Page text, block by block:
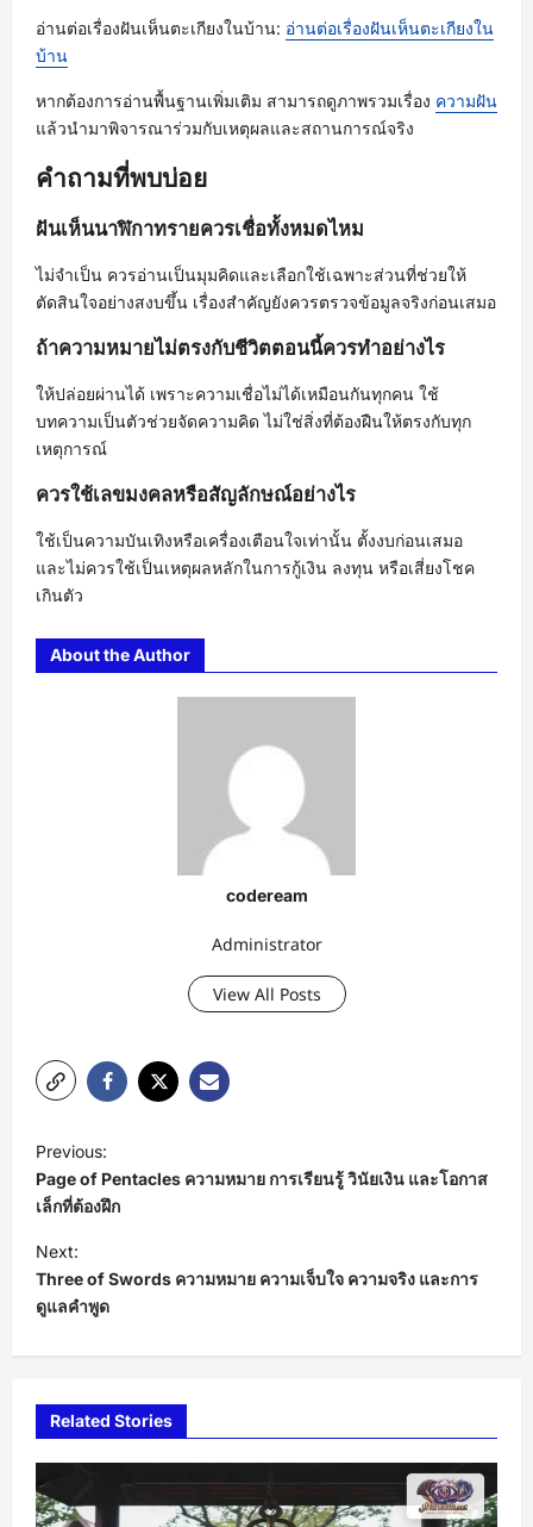
อ่านต่อเรื่องฝันเห็นตะเกียงในบ้าน: อ่านต่อเรื่องฝันเห็นตะเกียงใน
บ้าน
หากต้องการอ่านพื้นฐานเพิ่มเติม สามารถดูภาพรวมเรื่อง ความฝัน
แล้วนำมาพิจารณาร่วมกับเหตุผลและสถานการณ์จริง
คำถามที่พบบ่อย
ฝันเห็นนาฬิกาทรายควรเชื่อทั้งหมดไหม
ไม่จำเป็น ควรอ่านเป็นมุมคิดและเลือกใช้เฉพาะส่วนที่ช่วยให้
ตัดสินใจอย่างสงบขึ้น เรื่องสำคัญยังควรตรวจข้อมูลจริงก่อนเสมอ
ถ้าความหมายไม่ตรงกับชีวิตตอนนี้ควรทำอย่างไร
ให้ปล่อยผ่านได้ เพราะความเชื่อไม่ได้เหมือนกันทุกคน ใช้
บทความเป็นตัวช่วยจัดความคิด ไม่ใช่สิ่งที่ต้องฝืนให้ตรงกับทุก
เหตุการณ์
ควรใช้เลขมงคลหรือสัญลักษณ์อย่างไร
ใช้เป็นความบันเทิงหรือเครื่องเตือนใจเท่านั้น ตั้งงบก่อนเสมอ
และไม่ควรใช้เป็นเหตุผลหลักในการกู้เงิน ลงทุน หรือเสี่ยงโชค
เกินตัว
About the Author
codeream
Administrator
View All Posts
o
s
t
n
a
v
g
a
t
Previous:
Page of Pentacles ความหมาย การเรียนรู้ วินัยเงิน และโอกาส
เล็กที่ต้องฝึก
Next:
Three of Swords ความหมาย ความเจ็บใจ ความจริง และการ
ดูแลคำพูด
Related Stories